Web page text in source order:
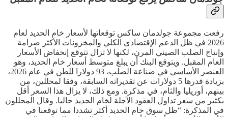
رفعت مجموعة جولدمان ساكس توقعاتها لأسعار خام الحديد لعام
2026 في ظل الدعم الإقتصادي الكلي والمخزونات الأكثر صرامة
وإنتاج الصلب الصيني المرن، لكنها لا تزال تتوقع إنخفاض الأسعار
العام المقبل. ويتوقع البنك أن يبلغ متوسط ​​أسعار خام الحديد، وهو
العنصر الأساسي في صناعة الصلب، 93 دولارا للطن في عام 2026،
بزيادة قدرها 5 دولارات عن تقديراته السابقة، وفقا لمحللين، من
بينهم، أوريليا والثام، في مذكرة. ومع ذلك، لا يزال هذا السعر أقل
بكثير من سعر تداول العقود الآجلة لخام الحديد حاليا. وقال المحللون
في المذكرة: “ظل سوق خام الحديد أكثر تشددا مما توقعنا في